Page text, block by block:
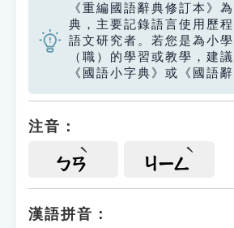
《重編國語辭典修訂本》
典，主要記錄語言使用歷
語文研究者。若您是為小
（職）的學習或教學，建
《國語小字典》或《國語
注音：
ㄅㄢ ㄐㄧㄥ
漢語拼音：